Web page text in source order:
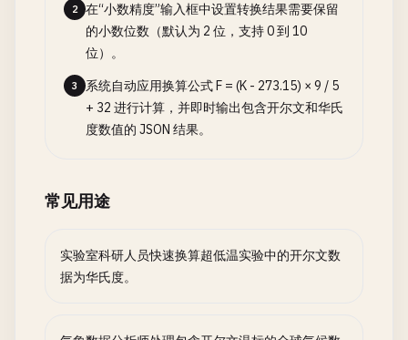
2
在“小数精度”输入框中设置转换结果需要保留
的小数位数（默认为 2 位，支持 0 到 10
位）。
3
系统自动应用换算公式 F = (K - 273.15) × 9 / 5
+ 32 进行计算，并即时输出包含开尔文和华氏
度数值的 JSON 结果。
常见用途
实验室科研人员快速换算超低温实验中的开尔文数
据为华氏度。